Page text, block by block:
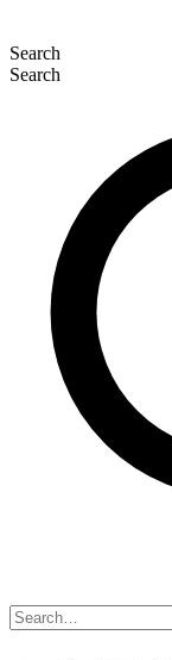
Search
Search